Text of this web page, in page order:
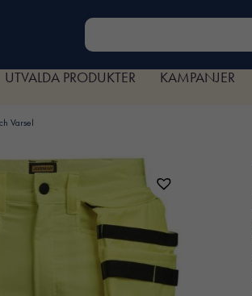
UTVALDA PRODUKTER KAMPANJER
Varsel